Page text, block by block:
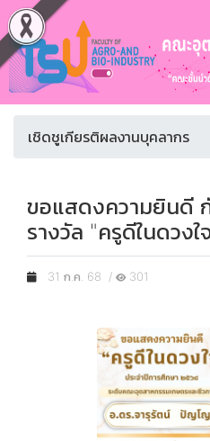
เชิดชูเกียรติผลงานบุคลากร
ขอแสดงความยินดี
รางวัล "ครูดีในดวง
31 ก.ค. 68 / 301